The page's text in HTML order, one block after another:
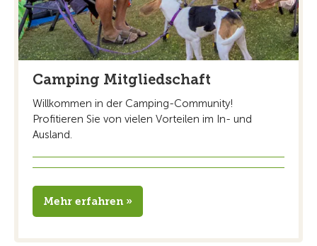
Camping Mitgliedschaft
Willkommen in der Camping-Community!
Profitieren Sie von vielen Vorteilen im In- und
Ausland.
Mehr erfahren »